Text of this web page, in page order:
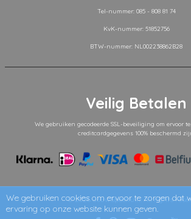
Tel-nummer: 085 - 808 81 74
KvK-nummer: 51852756
BTW-nummer: NL002238862B28
Veilig Betalen
We gebruiken gecodeerde SSL-beveiliging om ervoor
creditcardgegevens 100% beschermd
© 2026JouwSpeeltuin. All rights
We gebruiken cookies om ervoor te zorgen dat
ervaring op onze website kunnen geven.